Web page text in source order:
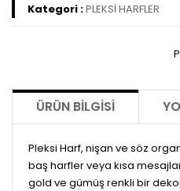
Kategori :PLEKSİ HARFLER
ÜRÜN BILGISI
Pleksi Harf, nişan ve söz
baş harfler veya kısa
gold ve gümüş renkli bir